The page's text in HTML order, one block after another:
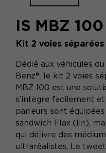
IS MBZ 100
Kit 2 voies séparées
Dédié aux véhicules
Benz®, le kit 2 voies
MBZ 100 est une
s’intègre facilement
parleurs sont
sandwich Flax (lin),
qui délivre des
ultraréalistes. Le